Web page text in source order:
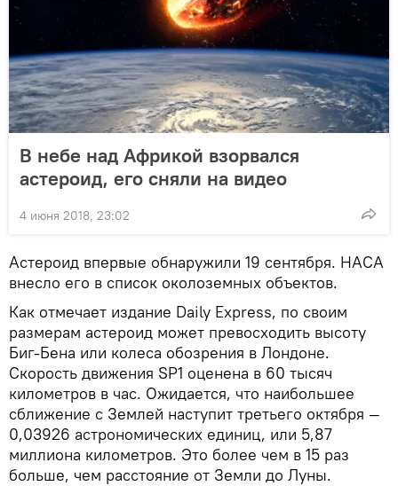
В небе над Африкой взорвался
астероид, его сняли на видео
4 июня 2018, 23:02
Астероид впервые обнаружили 19 сентября. НАСА
внесло его в список околоземных объектов.
Как отмечает издание Daily Express, по своим
размерам астероид может превосходить высоту
Биг-Бена или колеса обозрения в Лондоне.
Скорость движения SP1 оценена в 60 тысяч
километров в час. Ожидается, что наибольшее
сближение с Землей наступит третьего октября —
0,03926 астрономических единиц, или 5,87
миллиона километров. Это более чем в 15 раз
больше, чем расстояние от Земли до Луны.